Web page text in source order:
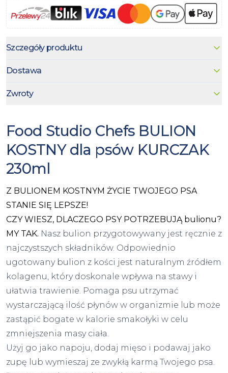
Szczegóły produktu
Dostawa
Zwroty
Food Studio Chefs BULION
KOSTNY dla psów KURCZAK
230ml
Z BULIONEM KOSTNYM ŻYCIE TWOJEGO PSA
STANIE SIĘ LEPSZE!
CZY WIESZ, DLACZEGO PSY POTRZEBUJĄ bulionu?
MY TAK. Nasz bulion przygotowywany jest ręcznie z
najczystszych składników. Odpowiednio
ugotowany bulion z kości jest naturalnym źródłem
kolagenu, który doskonale wpływa na stawy i
ułatwia trawienie. Pomaga psu utrzymać
wystarczającą ilość płynów w organizmie lub może
zastąpić bogate w kalorie smakołyki w celu
zmniejszenia masy ciała.
Użyj go jako napoju, dodaj mięso i podawaj jako
zupę lub wymieszaj ze zwykłą karmą Twojego psa.